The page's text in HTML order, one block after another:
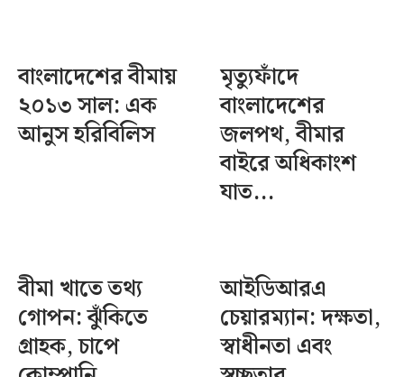
বাংলাদেশের বীমায়
২০১৩ সাল: এক
আনুস হরিবিলিস
মৃত্যুফাঁদে
বাংলাদেশের
জলপথ, বীমার
বাইরে অধিকাংশ
যাত...
বীমা খাতে তথ্য
গোপন: ঝুঁকিতে
গ্রাহক, চাপে
আইডিআরএ
চেয়ারম্যান: দক্ষতা,
স্বাধীনতা এবং